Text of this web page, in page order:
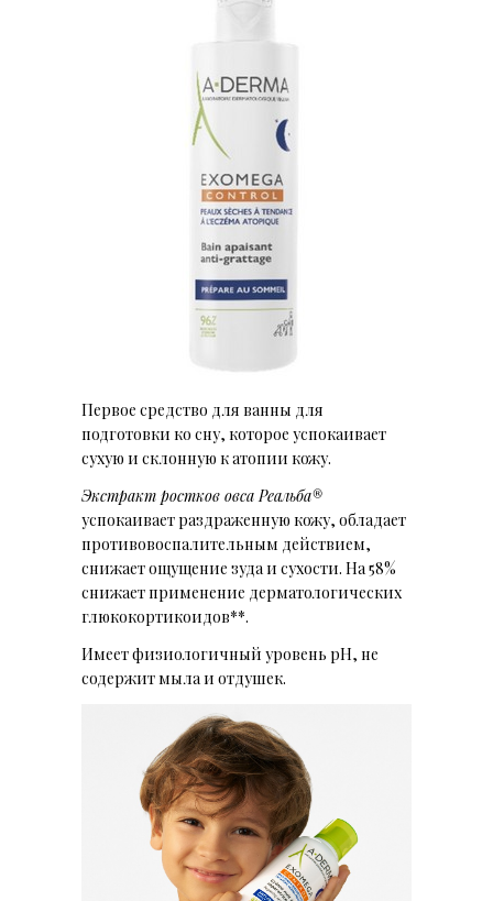
Первое средство для ванны для
подготовки ко сну, которое успокаивает
сухую и склонную к атопии кожу.
Экстракт ростков овса Реальба®
успокаивает раздраженную кожу, обладает
противовоспалительным действием,
снижает ощущение зуда и сухости. На 58%
снижает применение дерматологических
глюкокортикоидов**.
Имеет физиологичный уровень pH, не
содержит мыла и отдушек.